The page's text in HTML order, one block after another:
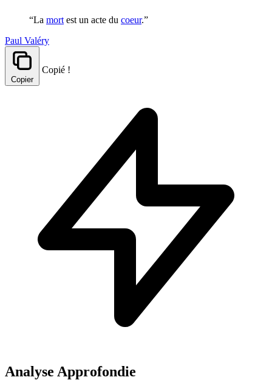
“La mort est un acte du coeur.”
Paul Valéry
Copier
Copié !
Analyse Approfondie